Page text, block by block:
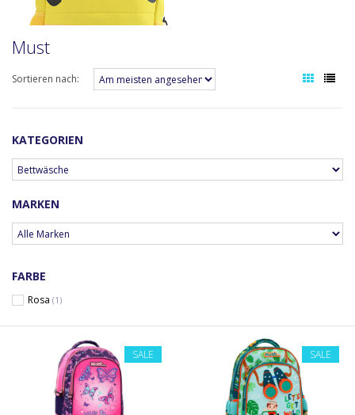
Must
Sortieren nach:
KATEGORIEN
MARKEN
FARBE
Rosa (1)
SALE SALE